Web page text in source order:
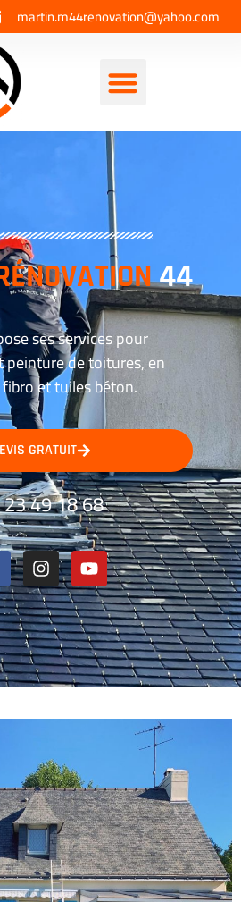
martin.m44renovation@yahoo.com
44
ses services pour
peinture de toitures, en
et tuiles béton.
GRATUIT
49 18 68